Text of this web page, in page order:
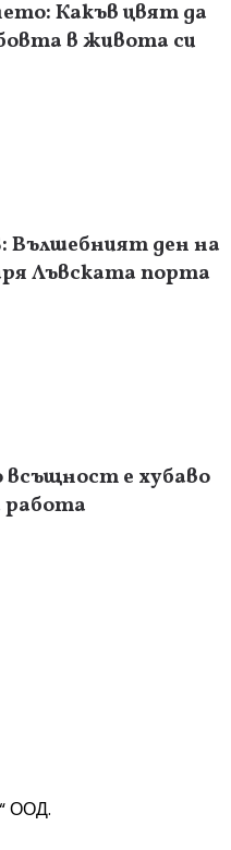
Какъв цвят да
в живота си
Вълшебният ден на
Лъвската порта
е хубаво
работа
ООД.